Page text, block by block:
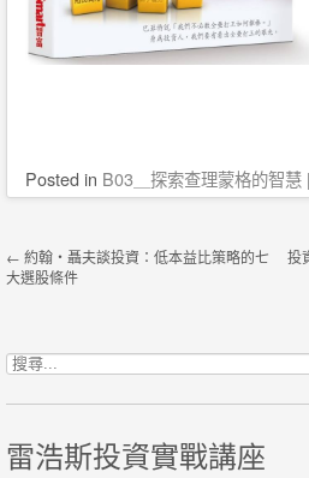
Posted in B03＿探索查理蒙格的智慧 |
← 約翰・聶夫談投資：低本益比策略的七
大選股條件
投
搜尋關鍵字:
雷浩斯投資實戰講座